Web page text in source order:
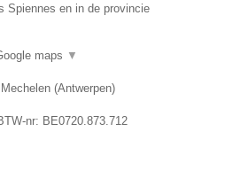
Spiennes en in de provincie
maps ▼
Mechelen (Antwerpen)
nr: BE0720.873.712